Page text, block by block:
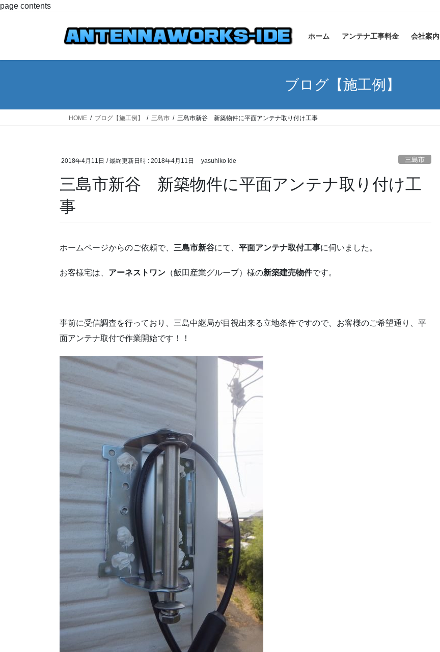
page contentsコ
ナ
ホーム アンテナ工事料金 会社案内
ブログ【施工例】
HOME ブログ【施工例】 三島市 三島市新谷 新築物件に平面アンテナ取り付け工事
2018年4月11日 / 最終更新日時 : 2018年4月11日 yasuhiko ide 三島市
三島市新谷 新築物件に平面アンテナ取り付け工
事
ホームページからのご依頼で、 三島市新谷にて、 平面アンテナ取付工事に伺いました。
お客様宅は、 アーネストワン （飯田産業グループ）様の新築建売物件です。
事前に受信調査を行っており、三島中継局が目視出来る立地条件ですので、お客様のご希望通り、平
面アンテナ取付で作業開始です！！